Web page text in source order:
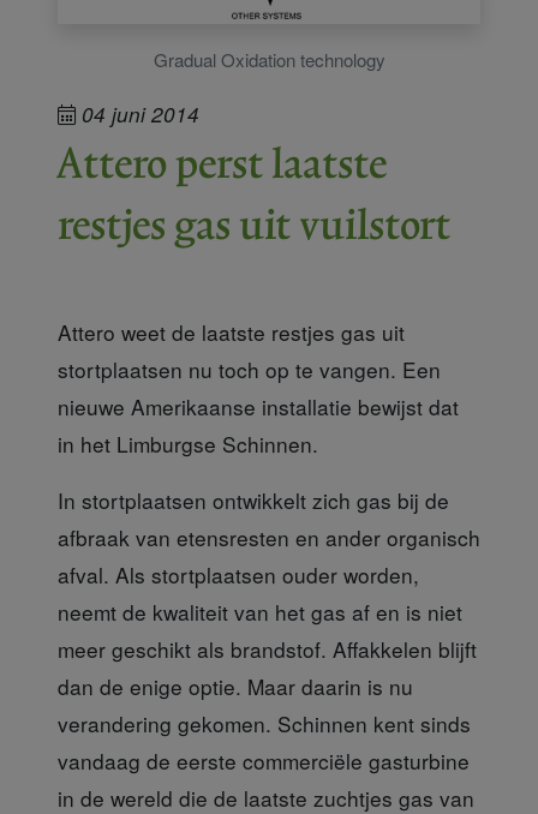
Gradual Oxidation technology
04 juni 2014
Attero perst laatste
restjes gas uit vuilstort
Attero weet de laatste restjes gas uit
stortplaatsen nu toch op te vangen. Een
nieuwe Amerikaanse installatie bewijst dat
in het Limburgse Schinnen.
In stortplaatsen ontwikkelt zich gas bij de
afbraak van etensresten en ander organisch
afval. Als stortplaatsen ouder worden,
neemt de kwaliteit van het gas af en is niet
meer geschikt als brandstof. Affakkelen blijft
dan de enige optie. Maar daarin is nu
verandering gekomen. Schinnen kent sinds
vandaag de eerste commerciële gasturbine
in de wereld die de laatste zuchtjes gas van